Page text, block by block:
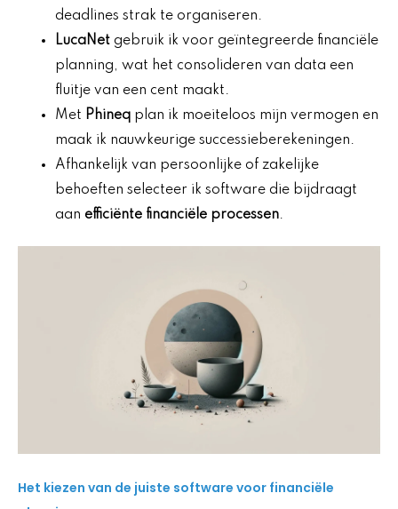
deadlines strak te organiseren.
LucaNet gebruik ik voor geïntegreerde financiële
planning, wat het consolideren van data een
fluitje van een cent maakt.
Met Phineq plan ik moeiteloos mijn vermogen en
maak ik nauwkeurige successieberekeningen.
Afhankelijk van persoonlijke of zakelijke
behoeften selecteer ik software die bijdraagt
aan efficiënte financiële processen.
Het kiezen van de juiste software voor financiële